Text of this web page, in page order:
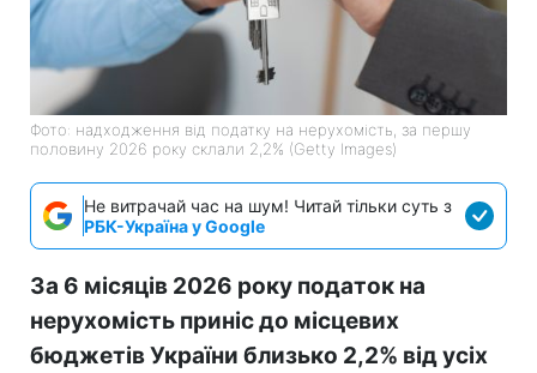
Фото: надходження від податку на нерухомість, за першу
половину 2026 року склали 2,2% (Getty Images)
Не витрачай час на шум! Читай тільки суть з
РБК-Україна у Google
За 6 місяців 2026 року податок на
нерухомість приніс до місцевих
бюджетів України близько 2,2% від усіх